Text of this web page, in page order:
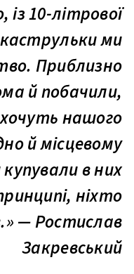
10-літрової
ми
Приблизно
й побачили,
нашого
й місцевому
в них
ніхто
— Ростислав
Закревський